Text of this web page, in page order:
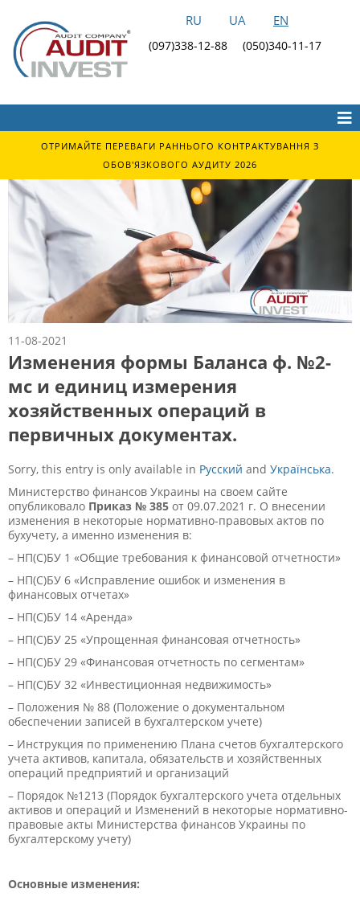
RU UA EN
(097)338-12-88 (050)340-11-17
ОТРИМАЙТЕ ПЕРЕВАГИ РАННЬОГО КОНТРАКТУВАННЯ З
ОБОВ'ЯЗКОВОГО АУДИТУ 2026
11-08-2021
Изменения формы Баланса ф. №2-
мс и единиц измерения
хозяйственных операций в
первичных документах.
Sorry, this entry is only available in Русский and Українська.
Министерство финансов Украины на своем сайте
опубликовало Приказ № 385 от 09.07.2021 г. О внесении
изменения в некоторые нормативно-правовых актов по
бухучету, а именно изменения в:
– НП(С)БУ 1 «Общие требования к финансовой отчетности»
– НП(С)БУ 6 «Исправление ошибок и изменения в
финансовых отчетах»
– НП(С)БУ 14 «Аренда»
– НП(С)БУ 25 «Упрощенная финансовая отчетность»
– НП(С)БУ 29 «Финансовая отчетность по сегментам»
– НП(С)БУ 32 «Инвестиционная недвижимость»
– Положения № 88 (Положение о документальном
обеспечении записей в бухгалтерском учете)
– Инструкция по применению Плана счетов бухгалтерского
учета активов, капитала, обязательств и хозяйственных
операций предприятий и организаций
– Порядок №1213 (Порядок бухгалтерского учета отдельных
активов и операций и Изменений в некоторые нормативно-
правовые акты Министерства финансов Украины по
бухгалтерскому учету)
Основные изменения: